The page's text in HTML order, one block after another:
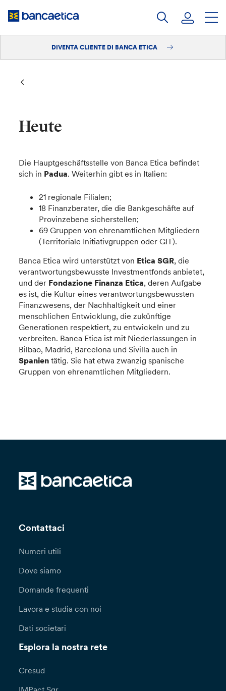
DIVENTA CLIENTE DI BANCA ETICA
Heute
Die Hauptgeschäftsstelle von Banca Etica befindet
sich in Padua. Weiterhin gibt es in Italien:
21 regionale Filialen;
18 Finanzberater, die die Bankgeschäfte auf
Provinzebene sicherstellen;
69 Gruppen von ehrenamtlichen Mitgliedern
(Territoriale Initiativgruppen oder GIT).
Banca Etica wird unterstützt von Etica SGR, die
verantwortungsbewusste Investmentfonds anbietet,
und der Fondazione Finanza Etica, deren Aufgabe
es ist, die Kultur eines verantwortungsbewussten
Finanzwesens, der Nachhaltigkeit und einer
menschlichen Entwicklung, die zukünftige
Generationen respektiert, zu entwickeln und zu
verbreiten. Banca Etica ist mit Niederlassungen in
Bilbao, Madrid, Barcelona und Sivilla auch in
Spanien tätig. Sie hat etwa zwanzig spanische
Gruppen von ehrenamtlichen Mitgliedern.
Contattaci
Numeri utili
Dove siamo
Domande frequenti
Lavora e studia con noi
Dati societari
Esplora la nostra rete
Cresud